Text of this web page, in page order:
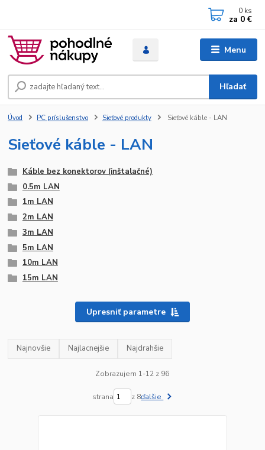
Menu
Hľadať
0 ks
za 0 €
Úvod PC príslušenstvo Sieťové produkty Sieťové káble - LAN
Sieťové káble - LAN
Káble bez konektorov (inštalačné)
0.5m LAN
1m LAN
2m LAN
3m LAN
5m LAN
10m LAN
15m LAN
Upresniť parametre
Najnovšie Najlacnejšie Najdrahšie
Zobrazujem 1-12 z 96
strana z 8ďalšie